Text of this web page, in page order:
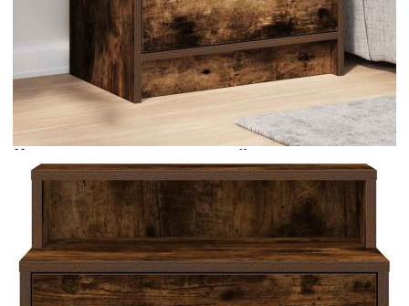
Време за доставка: 5 до 9 дни
Безплатна доставка до адрес при плащане по банков път
Опушен дъб
Материал:
Инженерно дърво
EAN code:
8721158575555
Общи размери:
51 x 31 x 47 см (Ш x Д x В)
Размери на чекмеджето:
47 x 23,5 x 24 см (Ш x Д x
Брой чекмеджета:
Общ капацитет на теглото:
60 кг
Капацитет на теглото на едно
чекмедже:
5 кг